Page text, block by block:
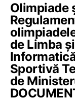
Olimpiade
de Limba
Sportivă
de